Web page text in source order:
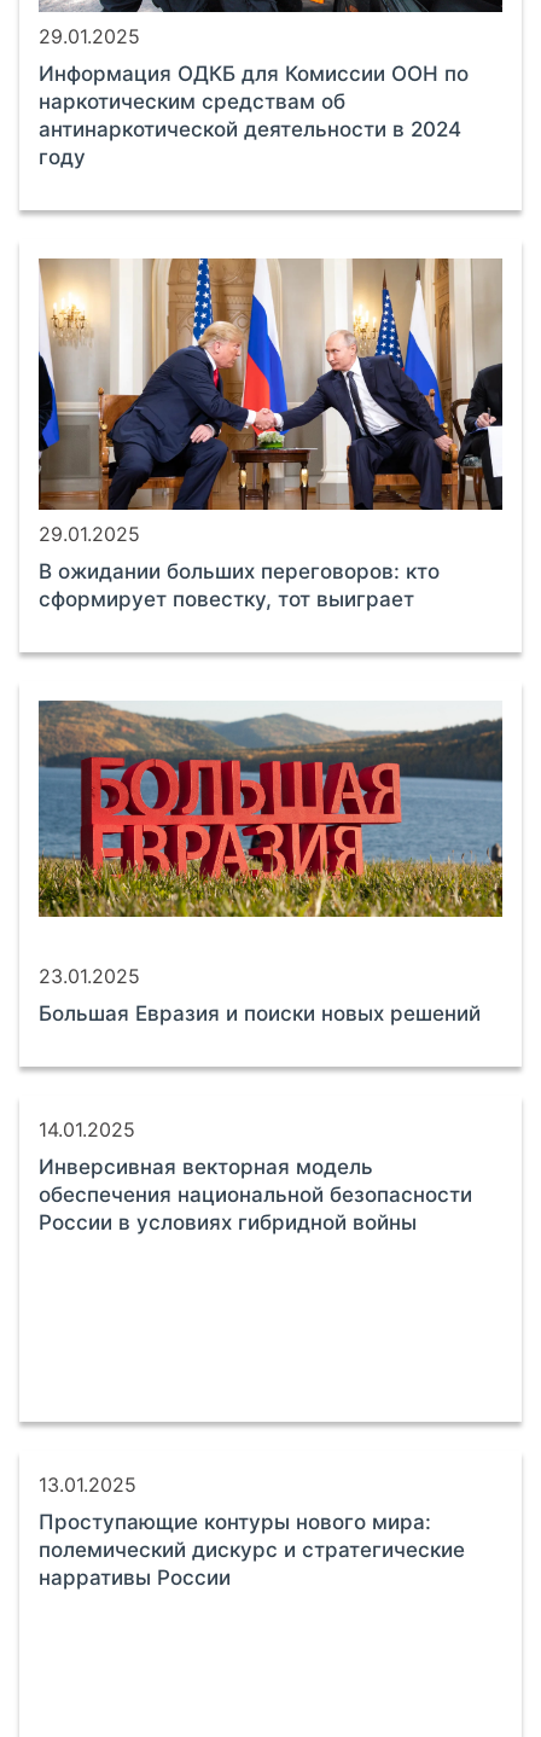
29.01.2025
Информация ОДКБ для Комиссии ООН по
наркотическим средствам об
антинаркотической деятельности в 2024
году
29.01.2025
В ожидании больших переговоров: кто
сформирует повестку, тот выиграет
23.01.2025
Большая Евразия и поиски новых решений
14.01.2025
Инверсивная векторная модель
обеспечения национальной безопасности
России в условиях гибридной войны
13.01.2025
Проступающие контуры нового мира:
полемический дискурс и стратегические
нарративы России